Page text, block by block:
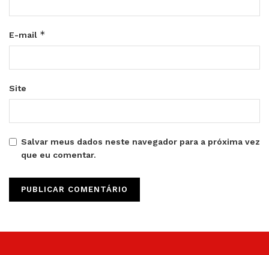
E-mail *
Site
Salvar meus dados neste navegador para a próxima vez
que eu comentar.